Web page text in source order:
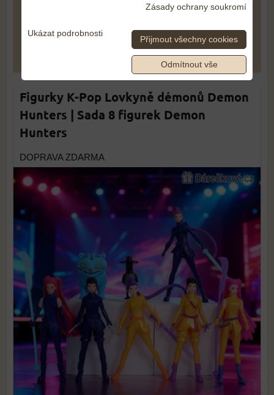
DO KOŠÍKU
Figurky K-Pop Lovkyně démonů Demon
Hunters | Sada 8 figurek Demon
Hunters
DOPRAVA ZDARMA
Zásady ochrany soukromí
Ukázat podrobnosti
Přijmout všechny cookies
Odmítnout vše